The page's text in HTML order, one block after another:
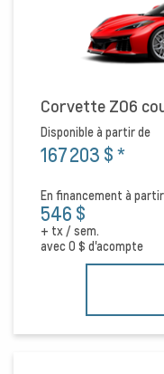
Corvette Z06
Disponible à partir de
167 203 $*
En financement à
546 $
+ tx / sem.
avec0 $ d'acompte